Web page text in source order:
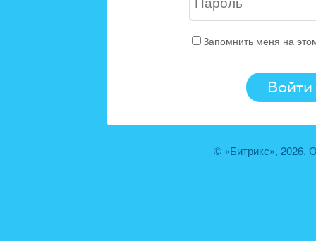
Запомнить меня на
© «Битрикс», 2026.